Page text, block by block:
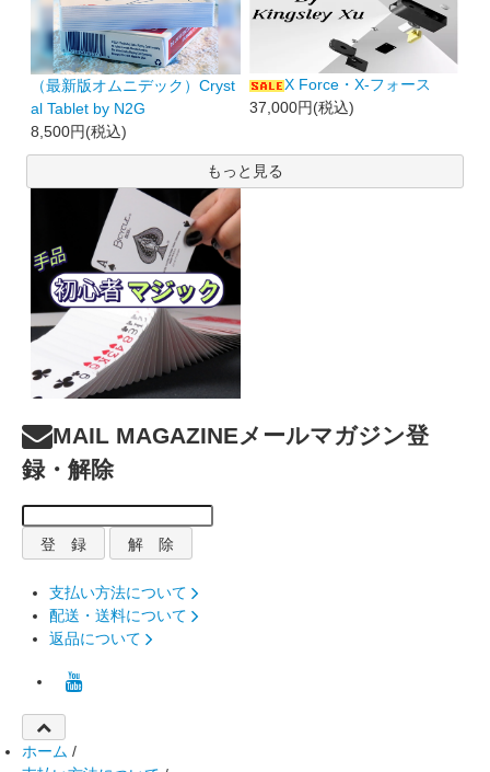
（最新版オムニデック）Cryst
al Tablet by N2G
8,500円(税込)
X Force・X-フォース
37,000円(税込)
もっと見る
MAIL MAGAZINEメールマガジン登
録・解除
支払い方法について
配送・送料について
返品について
ホーム /